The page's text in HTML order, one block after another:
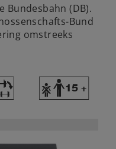
Bundesbahn (DB).
Bund
omstreeks
Y